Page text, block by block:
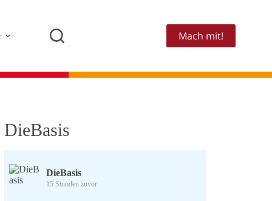
Mach mit!
DieBasis
DieBasis
15 Stunden zuvor